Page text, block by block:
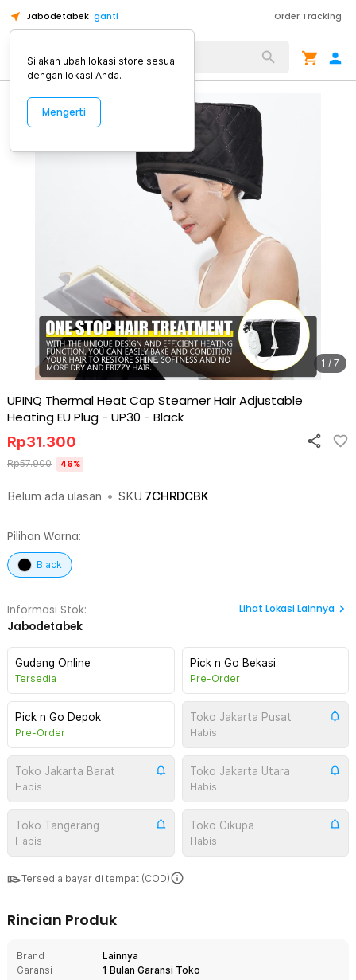
Jabodetabek ganti Order Tracking
Alat Kopi
1 / 7
UPINQ Thermal Heat Cap Steamer Hair Adjustable
Heating EU Plug - UP30 - Black
Belum ada ulasan • SKU 7CHRDCBK
Rp31.300
Rp57.900 46%
Pilihan Warna:
Black
Informasi Stok:
Jabodetabek
Lihat Lokasi Lainnya
Gudang Online
Tersedia
Pick n Go Bekasi
Pre-Order
Pick n Go Depok
Pre-Order
Toko Jakarta Pusat
Habis
Toko Jakarta Barat
Habis
Toko Jakarta Utara
Habis
Toko Tangerang
Habis
Toko Cikupa
Habis
Tersedia bayar di tempat (COD)
Rincian Produk
Brand
Lainnya
Garansi
1 Bulan Garansi Toko
Silakan ubah lokasi store sesuai
dengan lokasi Anda.
Mengerti